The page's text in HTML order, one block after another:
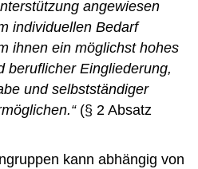
angewiesen
individuellen Bedarf
ihnen ein möglichst hohes
beruflicher Eingliederung,
und selbstständiger
(§ 2 Absatz
kann abhängig von